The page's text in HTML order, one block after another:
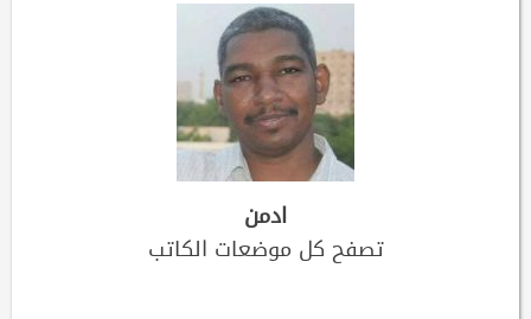
ادمن
تصفح كل موضعات الكاتب